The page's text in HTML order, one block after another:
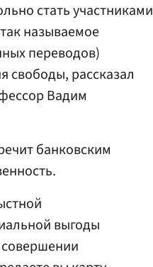
стать участниками
называемое
переводов)
свободы, рассказал
Вадим
банковским
выгоды